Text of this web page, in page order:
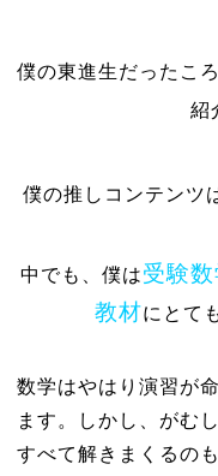
僕の東進生だったこ
紹
僕の推しコンテンツ
中でも、僕は受験
教材にとて
数学はやはり演習が
ます。しかし、がむ
すべて解きまくるの